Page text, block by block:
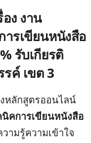
ง งาน
รเขียนหนังสือ
รับเกียรติ
ค์ เขต 3
หลักสูตรออนไลน์
คการเขียนหนังสือ
ามรู้ความเข้าใจ